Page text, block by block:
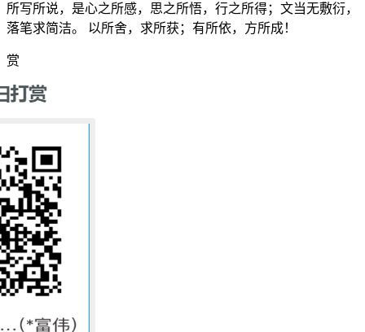
所写所说，是心之所感，思之所悟，行之所得；文当无敷衍，
落笔求简洁。 以所舍，求所获；有所依，方所成！
赏